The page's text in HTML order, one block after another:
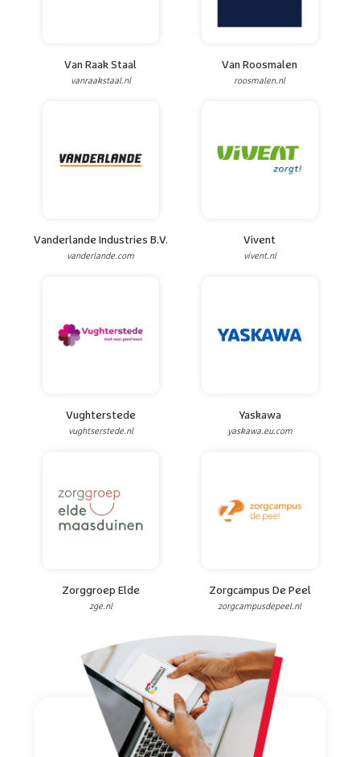
Van Raak Staal
vanraakstaal.nl
Van Roosmalen
roosmalen.nl
Vanderlande Industries B.V.
vanderlande.com
Vivent
vivent.nl
Vughterstede
vughtserstede.nl
Yaskawa
yaskawa.eu.com
Zorggroep Elde
zge.nl
Zorgcampus De Peel
zorgcampusdepeel.nl